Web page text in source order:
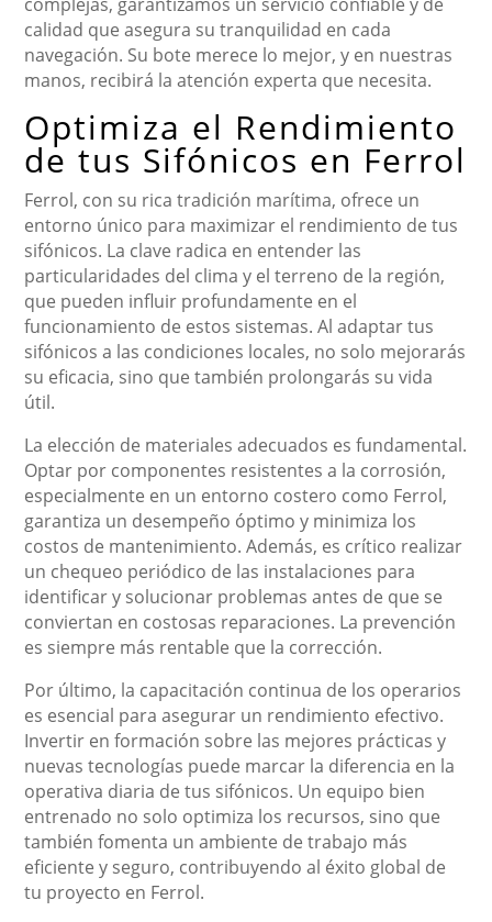
calidad que asegura su tranquilidad en cada
navegación. Su bote merece lo mejor, y en nuestras
manos, recibirá la atención experta que necesita.
Optimiza el Rendimiento
de tus Sifónicos en Ferrol
Ferrol, con su rica tradición marítima, ofrece un
entorno único para maximizar el rendimiento de tus
sifónicos. La clave radica en entender las
particularidades del clima y el terreno de la región,
que pueden influir profundamente en el
funcionamiento de estos sistemas. Al adaptar tus
sifónicos a las condiciones locales, no solo mejorarás
su eficacia, sino que también prolongarás su vida
útil.
La elección de materiales adecuados es fundamental.
Optar por componentes resistentes a la corrosión,
especialmente en un entorno costero como Ferrol,
garantiza un desempeño óptimo y minimiza los
costos de mantenimiento. Además, es crítico realizar
un chequeo periódico de las instalaciones para
identificar y solucionar problemas antes de que se
conviertan en costosas reparaciones. La prevención
es siempre más rentable que la corrección.
Por último, la capacitación continua de los operarios
es esencial para asegurar un rendimiento efectivo.
Invertir en formación sobre las mejores prácticas y
nuevas tecnologías puede marcar la diferencia en la
operativa diaria de tus sifónicos. Un equipo bien
entrenado no solo optimiza los recursos, sino que
también fomenta un ambiente de trabajo más
eficiente y seguro, contribuyendo al éxito global de
tu proyecto en Ferrol.